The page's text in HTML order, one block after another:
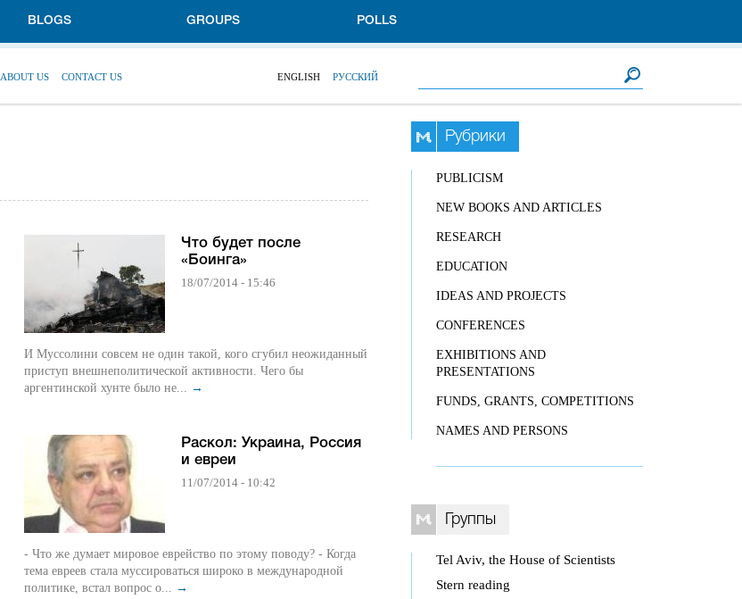
BLOGS GROUPS POLLS
ABOUT US CONTACT US ENGLISH РУССКИЙ
Что будет после
«Боинга»
18/07/2014 - 15:46
И Муссолини совсем не один такой, кого сгубил неожиданный
приступ внешнеполитической активности. Чего бы
аргентинской хунте было не... →
Раскол: Украина, Россия
и евреи
11/07/2014 - 10:42
- Что же думает мировое еврейство по этому поводу? - Когда
тема евреев стала муссироваться широко в международной
политике, встал вопрос о... →
Рубрики
PUBLICISM
NEW BOOKS AND ARTICLES
RESEARCH
EDUCATION
IDEAS AND PROJECTS
CONFERENCES
EXHIBITIONS AND
PRESENTATIONS
FUNDS, GRANTS, COMPETITIONS
NAMES AND PERSONS
Группы
Tel Aviv, the House of Scientists
Stern reading